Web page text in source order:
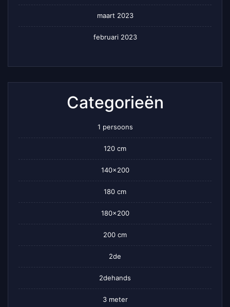
maart 2023
februari 2023
Categorieën
1 persoons
120 cm
140×200
180 cm
180×200
200 cm
2de
2dehands
3 meter